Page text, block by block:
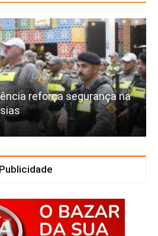
reforça segurança na
Publicidade